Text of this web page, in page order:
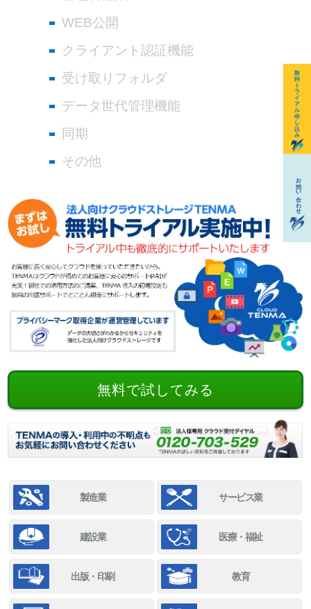
WEB公開
クライアント認証機能
受け取りフォルダ
データ世代管理機能
同期
その他
無料で試してみる
製造業 サービス業
建設業 医療・福祉
出版・印刷 教育